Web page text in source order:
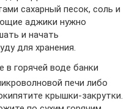
сахарный песок, соль и
аджики нужно
и начать
для хранения.
горячей воде банки
печи либо
крышки-закрутки.